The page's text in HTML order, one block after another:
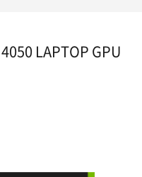
LAPTOP GPU